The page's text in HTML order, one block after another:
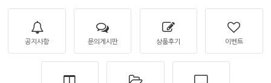
공지사항 문의게시판 상품후기 이벤트